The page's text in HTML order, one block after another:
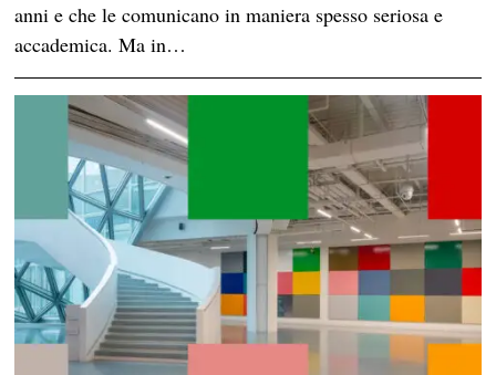
anni e che le comunicano in maniera spesso seriosa e
accademica. Ma in…